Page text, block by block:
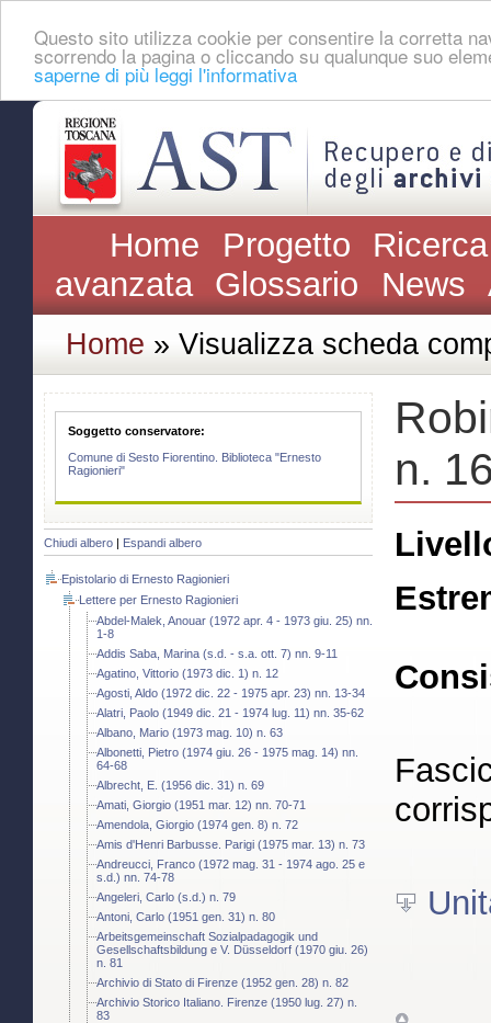
Questo sito utilizza cookie per consentire la corretta
scorrendo la pagina o cliccando su qualunque suo
saperne di più leggi l'informativa
Home Progetto
avanzata Glossario News
Home » Visualizza scheda
Soggetto conservatore:
Comune di Sesto Fiorentino. Biblioteca "Ernesto
Ragionieri"
Chiudi albero | Espandi albero
Epistolario di Ernesto Ragionieri
Lettere per Ernesto Ragionieri
Abdel-Malek, Anouar (1972 apr. 4 - 1973 giu. 25) nn.
1-8
Addis Saba, Marina (s.d. - s.a. ott. 7) nn. 9-11
Agatino, Vittorio (1973 dic. 1) n. 12
Agosti, Aldo (1972 dic. 22 - 1975 apr. 23) nn. 13-34
Alatri, Paolo (1949 dic. 21 - 1974 lug. 11) nn. 35-62
Albano, Mario (1973 mag. 10) n. 63
Albonetti, Pietro (1974 giu. 26 - 1975 mag. 14) nn.
64-68
Albrecht, E. (1956 dic. 31) n. 69
Amati, Giorgio (1951 mar. 12) nn. 70-71
Amendola, Giorgio (1974 gen. 8) n. 72
Amis d'Henri Barbusse. Parigi (1975 mar. 13) n. 73
Andreucci, Franco (1972 mag. 31 - 1974 ago. 25 e
s.d.) nn. 74-78
Angeleri, Carlo (s.d.) n. 79
Antoni, Carlo (1951 gen. 31) n. 80
Arbeitsgemeinschaft Sozialpadagogik und
Gesellschaftsbildung e V. Düsseldorf (1970 giu. 26)
n. 81
Archivio di Stato di Firenze (1952 gen. 28) n. 82
Archivio Storico Italiano. Firenze (1950 lug. 27) n.
83
n.